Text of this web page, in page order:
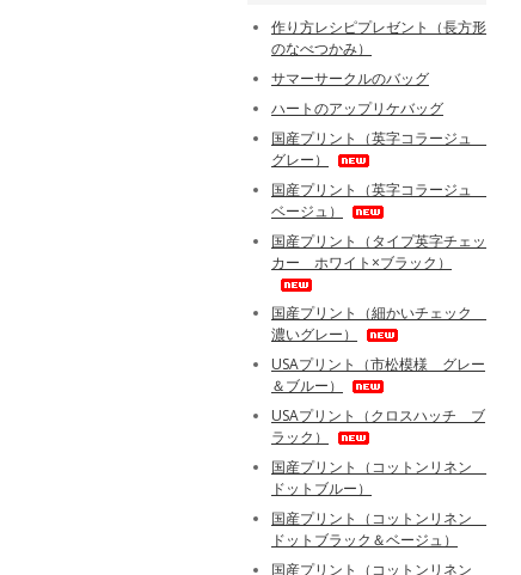
作り方レシピプレゼント（長方形
のなべつかみ）
サマーサークルのバッグ
ハートのアップリケバッグ
国産プリント（英字コラージュ
グレー）
国産プリント（英字コラージュ
ベージュ）
国産プリント（タイプ英字チェッ
カー ホワイト×ブラック）
国産プリント（細かいチェック
濃いグレー）
USAプリント（市松模様 グレー
＆ブルー）
USAプリント（クロスハッチ ブ
ラック）
国産プリント（コットンリネン
ドットブルー）
国産プリント（コットンリネン
ドットブラック＆ベージュ）
国産プリント（コットンリネン